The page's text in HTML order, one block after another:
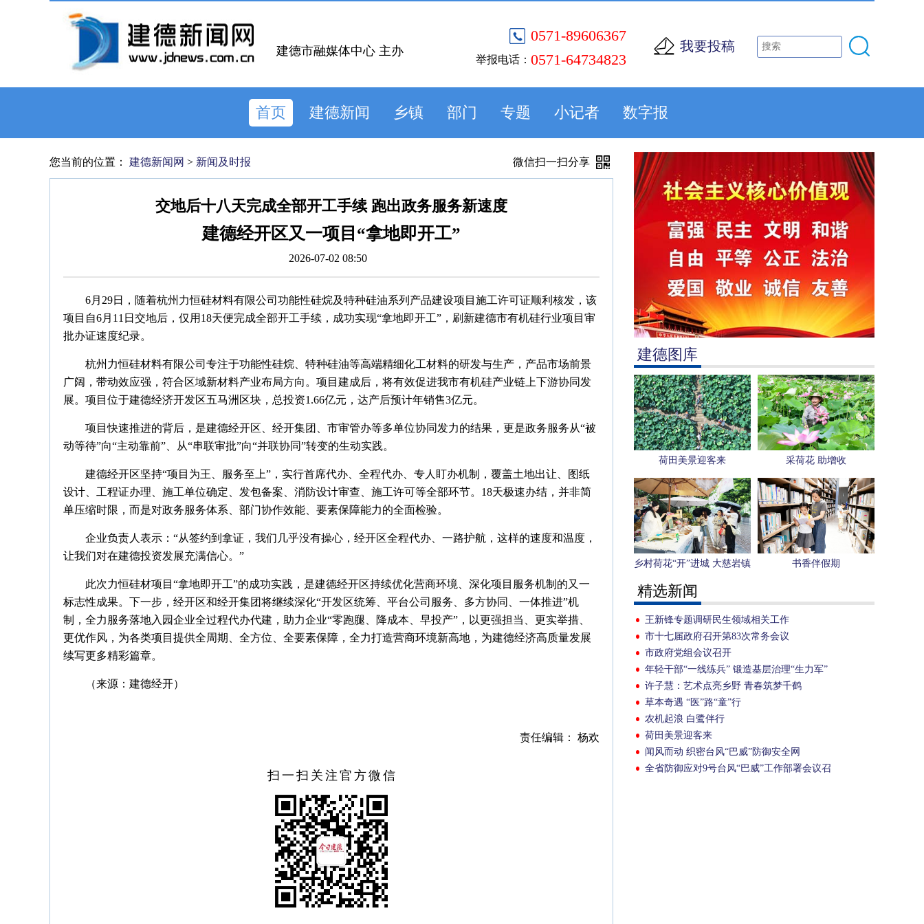
0571-89606367
举报电话： 0571-64734823
我要投稿
建德市融媒体中心 主办
首页 建德新闻 乡镇 部门 专题 小记者 数字报
建德图库
荷田美景迎客来 采荷花 助增收
乡村荷花“开”进城 大慈岩镇
探索“双向奔赴”共富新路径
书香伴假期
精选新闻
王新锋专题调研民生领域相关工作
市十七届政府召开第83次常务会议
市政府党组会议召开
年轻干部“一线练兵” 锻造基层治理“生力军”
许子慧：艺术点亮乡野 青春筑梦千鹤
草本奇遇 “医”路“童”行
农机起浪 白鹭伴行
荷田美景迎客来
闻风而动 织密台风“巴威”防御安全网
全省防御应对9号台风“巴威”工作部署会议召
您当前的位置： 建德新闻网 > 新闻及时报 微信扫一扫分享
交地后十八天完成全部开工手续 跑出政务服务新速度
建德经开区又一项目“拿地即开工”
2026-07-02 08:50
6月29日，随着杭州力恒硅材料有限公司功能性硅烷及特种硅油系列产品建设项目施工许可证顺利核发，该
项目自6月11日交地后，仅用18天便完成全部开工手续，成功实现“拿地即开工”，刷新建德市有机硅行业项目审
批办证速度纪录。
杭州力恒硅材料有限公司专注于功能性硅烷、特种硅油等高端精细化工材料的研发与生产，产品市场前景
广阔，带动效应强，符合区域新材料产业布局方向。项目建成后，将有效促进我市有机硅产业链上下游协同发
展。项目位于建德经济开发区五马洲区块，总投资1.66亿元，达产后预计年销售3亿元。
项目快速推进的背后，是建德经开区、经开集团、市审管办等多单位协同发力的结果，更是政务服务从“被
动等待”向“主动靠前”、从“串联审批”向“并联协同”转变的生动实践。
建德经开区坚持“项目为王、服务至上”，实行首席代办、全程代办、专人盯办机制，覆盖土地出让、图纸
设计、工程证办理、施工单位确定、发包备案、消防设计审查、施工许可等全部环节。18天极速办结，并非简
单压缩时限，而是对政务服务体系、部门协作效能、要素保障能力的全面检验。
企业负责人表示：“从签约到拿证，我们几乎没有操心，经开区全程代办、一路护航，这样的速度和温度，
让我们对在建德投资发展充满信心。”
此次力恒硅材项目“拿地即开工”的成功实践，是建德经开区持续优化营商环境、深化项目服务机制的又一
标志性成果。下一步，经开区和经开集团将继续深化“开发区统筹、平台公司服务、多方协同、一体推进”机
制，全力服务落地入园企业全过程代办代建，助力企业“零跑腿、降成本、早投产”，以更强担当、更实举措、
更优作风，为各类项目提供全周期、全方位、全要素保障，全力打造营商环境新高地，为建德经济高质量发展
续写更多精彩篇章。
（来源：建德经开）
责任编辑： 杨欢
扫一扫关注官方微信